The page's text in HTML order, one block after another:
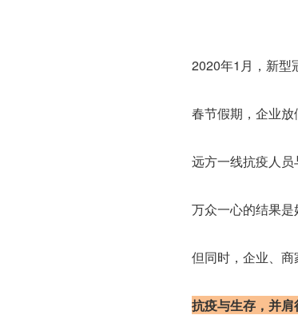
2020年1月，新型
春节假期，企业
远方一线抗疫人员
万众一心的结果是
但同时，企业、商
抗疫与生存，并肩